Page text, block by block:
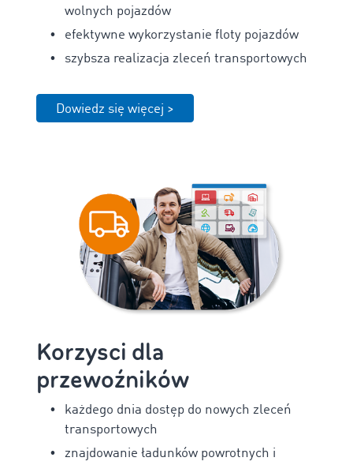
wolnych pojazdów
efektywne wykorzystanie floty pojazdów
szybsza realizacja zleceń transportowych
Dowiedz się więcej >
Korzysci dla
przewoźników
każdego dnia dostęp do nowych zleceń
transportowych
znajdowanie ładunków powrotnych i